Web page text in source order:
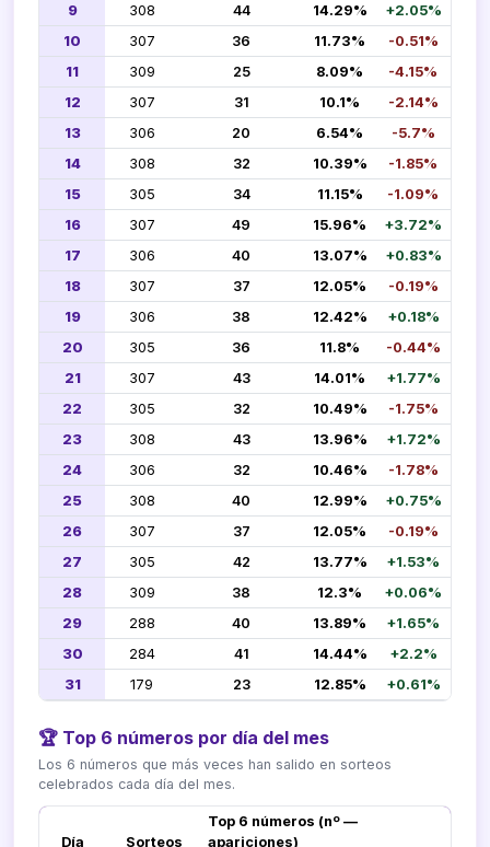
9
308 44 14.29%
+2.05%
10
307 36 11.73%
-0.51%
11
309 25 8.09%
-4.15%
12
307 31 10.1%
-2.14%
13
306 20 6.54%
-5.7%
14
308 32 10.39%
-1.85%
15
305 34 11.15%
-1.09%
16
307 49 15.96%
+3.72%
17
306 40 13.07%
+0.83%
18
307 37 12.05%
-0.19%
19
306 38 12.42%
+0.18%
20
305 36 11.8%
-0.44%
21
307 43 14.01%
+1.77%
22
305 32 10.49%
-1.75%
23
308 43 13.96%
+1.72%
24
306 32 10.46%
-1.78%
25
308 40 12.99%
+0.75%
26
307 37 12.05%
-0.19%
27
305 42 13.77%
+1.53%
28
309 38 12.3%
+0.06%
29
288 40 13.89%
+1.65%
30
284 41 14.44%
+2.2%
31
179 23 12.85% +0.61%
🏆 Top 6 números por día del mes
Los 6 números que más veces han salido en sorteos
celebrados cada día del mes.
Día Sorteos
Top 6 números (nº —
apariciones)